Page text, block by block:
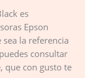
es
Epson
la referencia
consultar
que con gusto te